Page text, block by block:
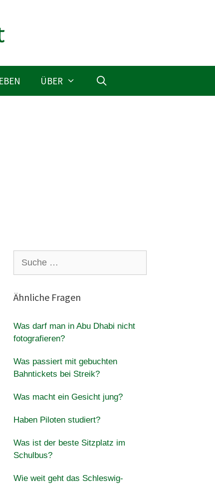
ÜBER
nach:
Ähnliche Fragen
Was darf man in Abu Dhabi nicht
fotografieren?
Was passiert mit gebuchten
Bahntickets bei Streik?
Was macht ein Gesicht jung?
Haben Piloten studiert?
Was ist der beste Sitzplatz im
Schulbus?
Wie weit geht das Schleswig-